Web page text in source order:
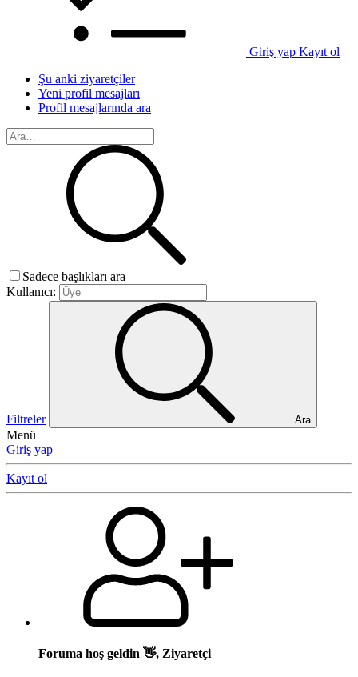
Giriş yap Kayıt ol
Şu anki ziyaretçiler
Yeni profil mesajları
Profil mesajlarında ara
Sadece başlıkları ara
Kullanıcı:
Filtreler Ara
Menü
Giriş yap
Kayıt ol
Foruma hoş geldin 👋, Ziyaretçi